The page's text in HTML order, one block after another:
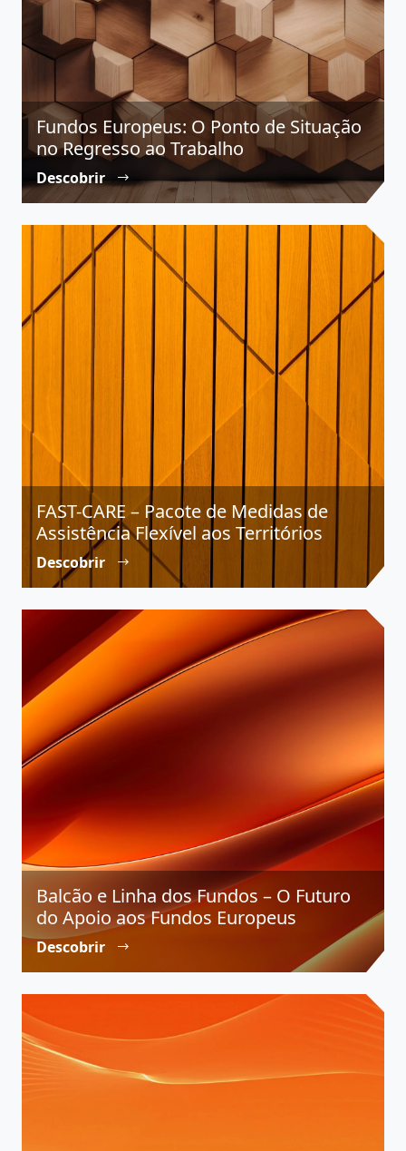
Fundos Europeus: O Ponto de Situação
no Regresso ao Trabalho
Descobrir
FAST-CARE – Pacote de Medidas de
Assistência Flexível aos Territórios
Descobrir
Balcão e Linha dos Fundos – O Futuro
do Apoio aos Fundos Europeus
Descobrir